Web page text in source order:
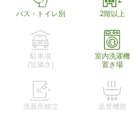
バス・トイレ別 2階以上
駐車場
(近隣含)
室内洗濯機
置き場
洗面所独立 追焚機能